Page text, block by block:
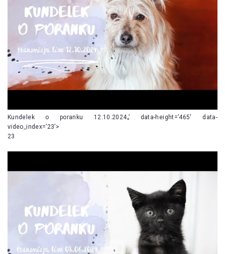
Kundelek o poranku 12.10.2024„’ data-height=’465′ data-
video_index=’23’>
23